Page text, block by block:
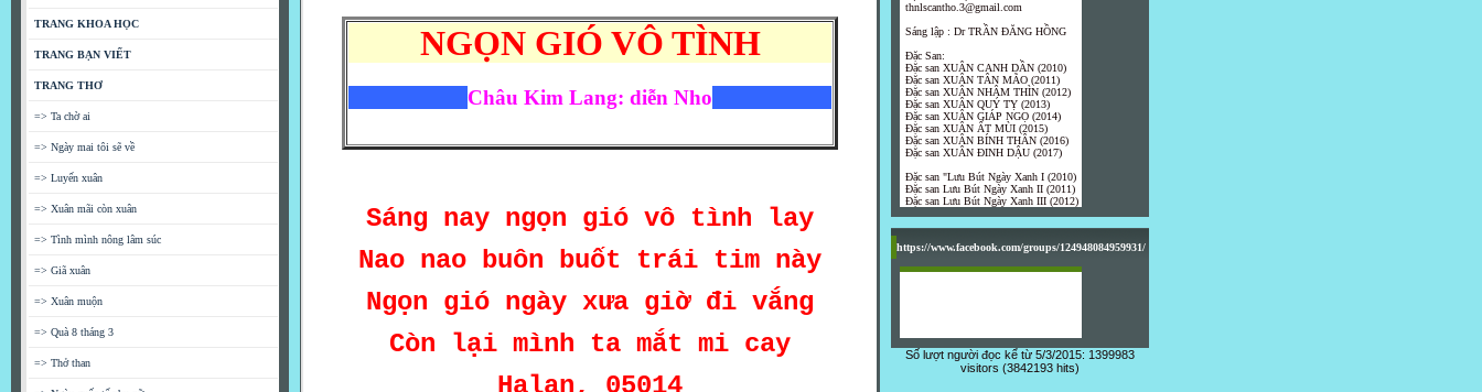
TRANG KHOA HỌC
TRANG BẠN VIẾT
TRANG THƠ
=> Ta chờ ai
=> Ngày mai tôi sẽ về
=> Luyến xuân
=> Xuân mãi còn xuân
=> Tình mình nông lâm súc
=> Giã xuân
=> Xuân muộn
=> Quà 8 tháng 3
=> Thở than
NGỌN GIÓ VÔ TÌNH
Châu Kim Lang: diễn Nho
Sáng nay ngọn gió vô tình lay
Nao nao buôn buốt trái tim này
Ngọn gió ngày xưa giờ đi vắng
Còn lại mình ta mắt mi cay
Halan, 05014
thnlscantho.3@gmail.com
Sáng lập : Dr TRẦN ĐĂNG HỒNG
Đặc San:
Đặc san XUÂN CANH DẦN (2010)
Đặc san XUÂN TÂN MÃO (2011)
Đặc san XUÂN NHÂM THÌN (2012)
Đặc san XUÂN QUÝ TỴ (2013)
Đặc san XUÂN GIÁP NGỌ (2014)
Đặc san XUÂN ẤT MÙI (2015)
Đặc san XUÂN BÍNH THÂN (2016)
Đặc san XUÂN ĐINH DẬU (2017)
Đặc san "Lưu Bút Ngày Xanh I (2010)
Đặc san Lưu Bút Ngày Xanh II (2011)
Đặc san Lưu Bút Ngày Xanh III (2012)
https://www.facebook.com/groups/124948084959931/
Số lượt người đọc kể từ 5/3/2015: 1399983
visitors (3842193 hits)